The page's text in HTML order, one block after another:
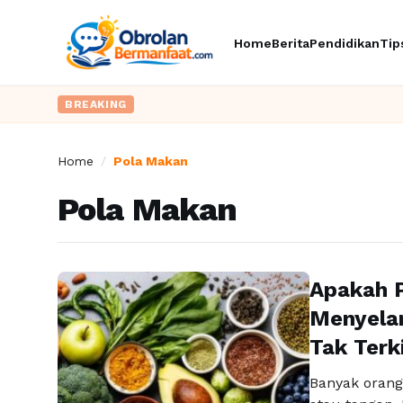
HomeBeritaPendidikan
BREAKING
Home / Pola Makan
Pola Makan
Apakah
Tak
Banyak